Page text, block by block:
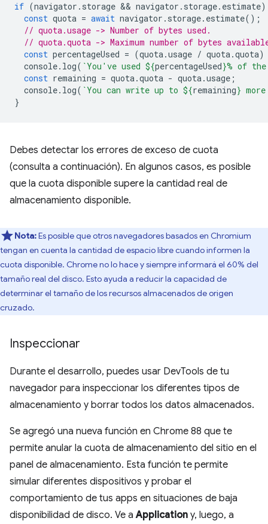
if (navigator . storage && navigator . storage. estimate)
const quota = await navigator . storage. estimate();
// quota.usage -> Number of bytes used.
// quota.quota -> Maximum number of bytes
const percentageUsed = (quota.usage / quota.quota)
console. log( `You've used ${percentageUsed}% of
const remaining = quota.quota - quota.usage ;
console. log( `You can write up to ${remaining}
}
Debes detectar los errores de exceso de cuota
(consulta a continuación). En algunos casos, es posible
que la cuota disponible supere la cantidad real de
almacenamiento disponible.
Nota:Es posible que otros navegadores basados en Chromium
tengan en cuenta la cantidad de espacio libre cuando informen la
cuota disponible. Chrome no lo hace y siempre informará el 60% del
tamaño real del disco. Esto ayuda a reducir la capacidad de
determinar el tamaño de los recursos almacenados de origen
cruzado.
Inspeccionar
Durante el desarrollo, puedes usar DevTools de tu
navegador para inspeccionar los diferentes tipos de
almacenamiento y borrar todos los datos almacenados.
Se agregó una nueva función en Chrome 88 que te
permite anular la cuota de almacenamiento del sitio en el
panel de almacenamiento. Esta función te permite
simular diferentes dispositivos y probar el
comportamiento de tus apps en situaciones de baja
disponibilidad de disco. Ve aApplication y, luego, a